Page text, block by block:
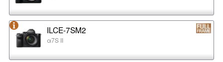
ILCE-7SM2
α7S II